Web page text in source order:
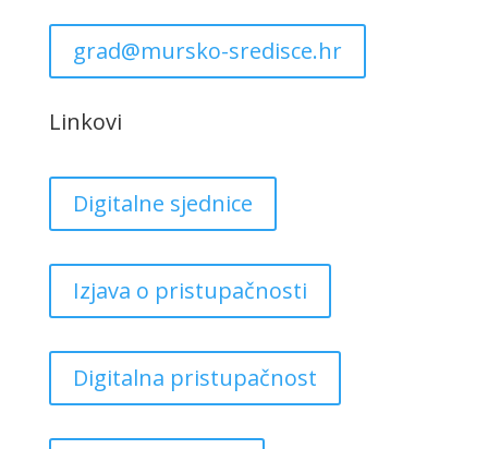
grad@mursko-sredisce.hr
Linkovi
Digitalne sjednice
Izjava o pristupačnosti
Digitalna pristupačnost